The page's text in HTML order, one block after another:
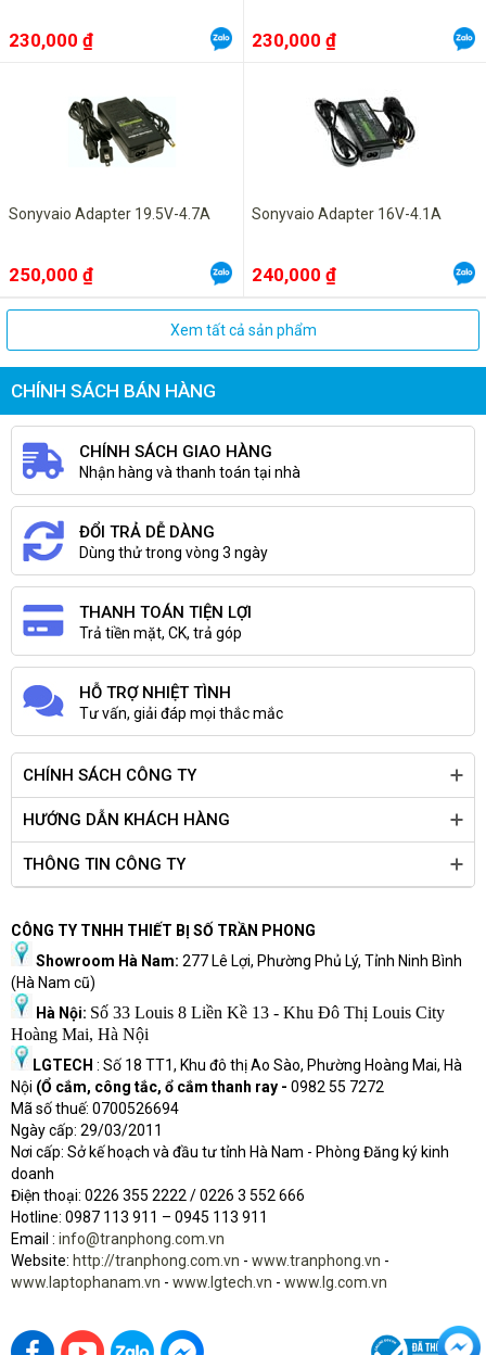
230,000 ₫ 230,000 ₫
Sonyvaio Adapter 19.5V-4.7A
250,000 ₫
Sonyvaio Adapter 16V-4.1A
240,000 ₫
Xem tất cả sản phẩm
CHÍNH SÁCH BÁN HÀNG
CHÍNH SÁCH GIAO HÀNG
Nhận hàng và thanh toán tại nhà
ĐỔI TRẢ DỄ DÀNG
Dùng thử trong vòng 3 ngày
THANH TOÁN TIỆN LỢI
Trả tiền mặt, CK, trả góp
HỖ TRỢ NHIỆT TÌNH
Tư vấn, giải đáp mọi thắc mắc
CHÍNH SÁCH CÔNG TY
HƯỚNG DẪN KHÁCH HÀNG
THÔNG TIN CÔNG TY
CÔNG TY TNHH THIẾT BỊ SỐ TRẦN PHONG
Showroom Hà Nam: 277 Lê Lợi, Phường Phủ Lý, Tỉnh Ninh Bình
(Hà Nam cũ)
Hà Nội: Số 33 Louis 8 Liền Kề 13 - Khu Đô Thị Louis City
Hoàng Mai, Hà Nội
LGTECH : Số 18 TT1, Khu đô thị Ao Sào, Phường Hoàng Mai, Hà
Nội (Ổ cắm, công tắc, ổ cắm thanh ray - 0982 55 7272
Mã số thuế: 0700526694
Ngày cấp: 29/03/2011
Nơi cấp: Sở kế hoạch và đầu tư tỉnh Hà Nam - Phòng Đăng ký kinh
doanh
Điện thoại: 0226 355 2222 / 0226 3 552 666
Hotine: 0987 113 911 – 0945 113 911
Email : info@tranphong.com.vn
Website: http://tranphong.com.vn - www.tranphong.vn -
www.laptophanam.vn - www.lgtech.vn - www.lg.com.vn